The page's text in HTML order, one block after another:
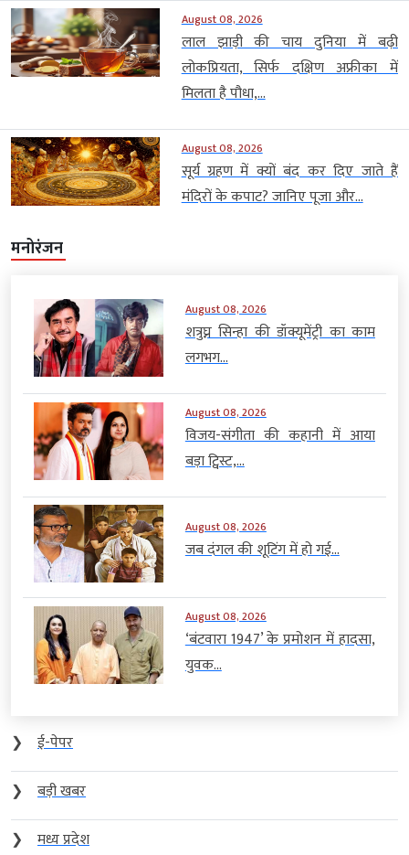
August 08, 2026
लाल झाड़ी की चाय दुनिया में बढ़ी
लोकप्रियता, सिर्फ दक्षिण अफ्रीका में
मिलता है पौधा,...
August 08, 2026
सूर्य ग्रहण में क्यों बंद कर दिए जाते हैं
मंदिरों के कपाट? जानिए पूजा और...
मनोरंजन
August 08, 2026
शत्रुघ्न सिन्हा की डॉक्यूमेंट्री का काम
लगभग...
August 08, 2026
विजय-संगीता की कहानी में आया
बड़ा ट्विस्ट,...
August 08, 2026
जब दंगल की शूटिंग में हो गई...
August 08, 2026
‘बंटवारा 1947’ के प्रमोशन में हादसा,
युवक...
❯
ई-पेपर
❯
बड़ी खबर
❯
मध्य प्रदेश